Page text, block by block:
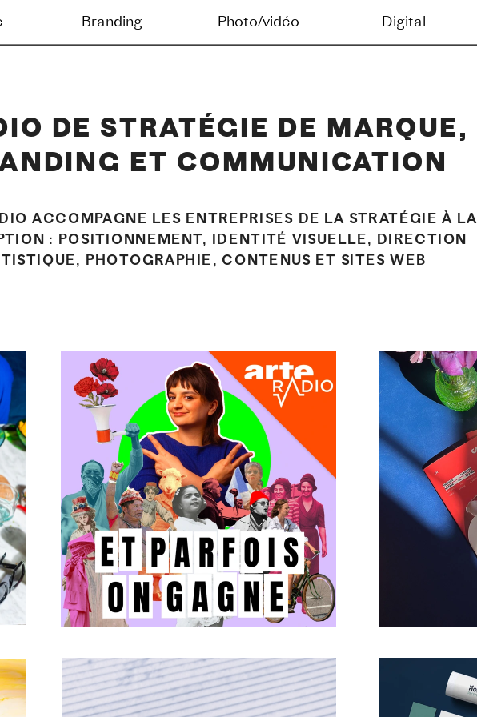
Contact
Digital
Photo/vidéo
DE STRATÉGIE DE MARQUE,
ET COMMUNICATION
ACCOMPAGNE LES ENTREPRISES DE LA STRATÉGIE À LA
: POSITIONNEMENT, IDENTITÉ VISUELLE, DIRECTION
PHOTOGRAPHIE, CONTENUS ET SITES WEB